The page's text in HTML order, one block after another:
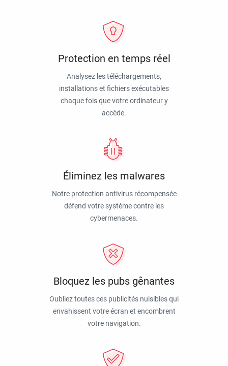
Protection en temps réel
Analysez les téléchargements,
installations et fichiers exécutables
chaque fois que votre ordinateur y
accède.
Éliminez les malwares
Notre protection antivirus récompensée
défend votre système contre les
cybermenaces.
Bloquez les pubs gênantes
Oubliez toutes ces publicités nuisibles qui
envahissent votre écran et encombrent
votre navigation.